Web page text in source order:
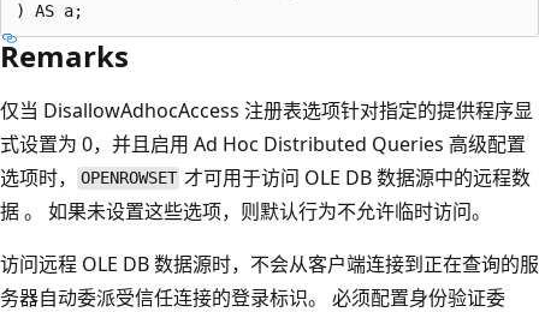
Remarks
仅当 DisallowAdhocAccess 注册表选项针对指定的提供程序显
式设置为 0，并且启用 Ad Hoc Distributed Queries 高级配置
选项时，
OPENROWSET 才可用于访问 OLE DB 数据源中的远程数
据 。 如果未设置这些选项，则默认行为不允许临时访问。
访问远程 OLE DB 数据源时，不会从客户端连接到正在查询的服
务器自动委派受信任连接的登录标识。 必须配置身份验证委